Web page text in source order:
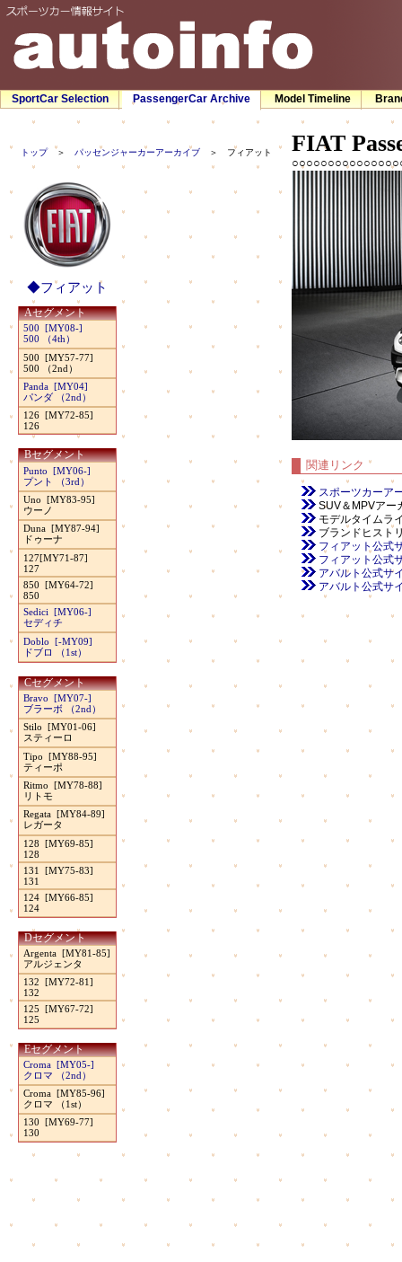
SportCar Selection PassengerCar Archive Model Timeline
◆フィアット
Aセグメント
500 [MY08-]
500 （4th）
500 [MY57-77]
500 （2nd）
Panda [MY04]
パンダ （2nd）
126 [MY72-85]
126
Bセグメント
Punto [MY06-]
プント （3rd）
Uno [MY83-95]
ウーノ
Duna [MY87-94]
ドゥーナ
127[MY71-87]
127
850 [MY64-72]
850
Sedici [MY06-]
セディチ
Doblo [-MY09]
ドブロ （1st）
Cセグメント
Bravo [MY07-]
ブラーボ （2nd）
Stilo [MY01-06]
スティーロ
Tipo [MY88-95]
ティーポ
Ritmo [MY78-88]
リトモ
Regata [MY84-89]
レガータ
128 [MY69-85]
128
131 [MY75-83]
131
124 [MY66-85]
124
Dセグメント
Argenta [MY81-85]
アルジェンタ
132 [MY72-81]
132
125 [MY67-72]
125
Eセグメント
Croma [MY05-]
クロマ （2nd）
Croma [MY85-96]
クロマ （1st）
130 [MY69-77]
130
トップ＞ パッセンジャーカーアーカイブ ＞ フィアット FIAT
関連リンク
スポーツカーア
SUV＆MPVアー
モデルタイムラ
ブランドヒスト
フィアット公式
フィアット公式
アバルト公式サ
アバルト公式サ